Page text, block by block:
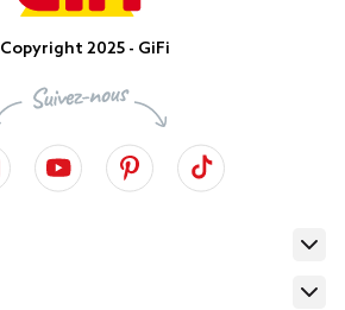
Copyright 2025 - GiFi